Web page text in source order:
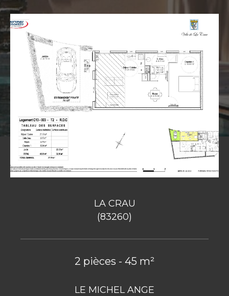
LA CRAU
(83260)
2 pièces - 45 m²
LE MICHEL ANGE